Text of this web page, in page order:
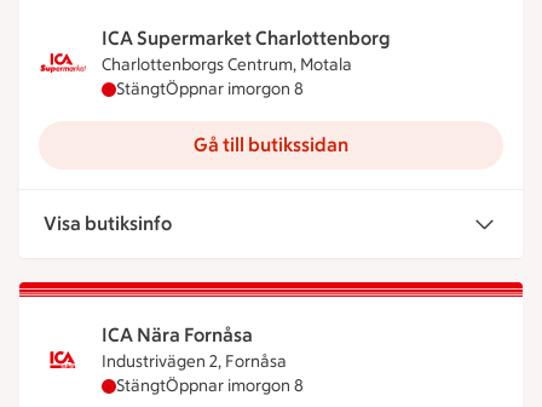
ICA Supermarket Charlottenborg
Charlottenborgs Centrum, Motala
ICA Supermarket Charlottenborg har stängt
StängtÖppnar imorgon 8
Gå till butikssidan
Visa butiksinfo
ICA Nära Fornåsa
Industrivägen 2, Fornåsa
ICA Nära Fornåsa har stängt idag, öppnar
StängtÖppnar imorgon 8